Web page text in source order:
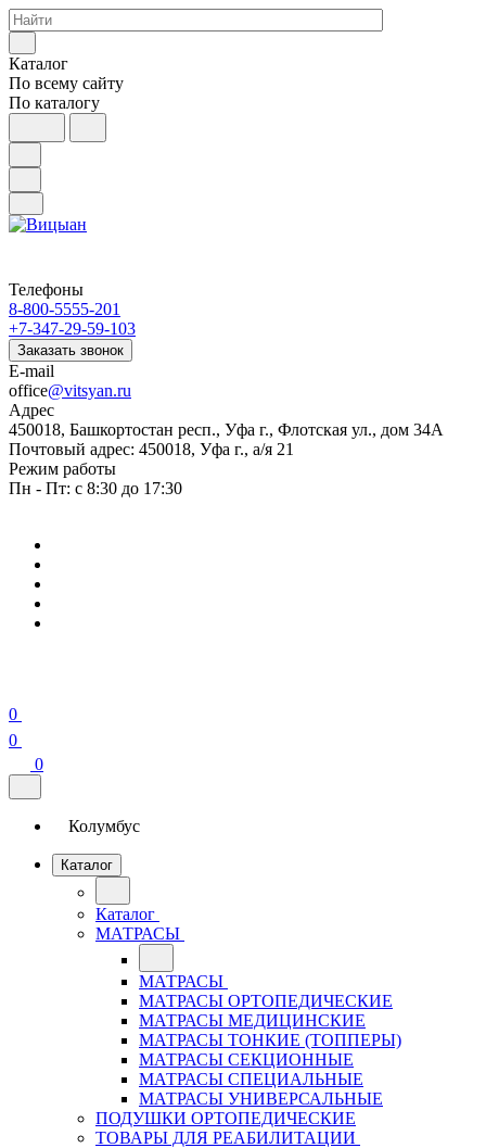
Каталог
По всему сайту
По каталогу
Телефоны
8-800-5555-201
+7-347-29-59-103
Заказать звонок
E-mail
office@vitsyan.ru
Адрес
450018, Башкортостан респ., Уфа г., Флотская ул., дом 34А
Почтовый адрес: 450018, Уфа г., а/я 21
Режим работы
Пн - Пт: с 8:30 до 17:30
0
0
0
Колумбус
Каталог
Каталог
МАТРАСЫ
МАТРАСЫ
МАТРАСЫ ОРТОПЕДИЧЕСКИЕ
МАТРАСЫ МЕДИЦИНСКИЕ
МАТРАСЫ ТОНКИЕ (ТОППЕРЫ)
МАТРАСЫ СЕКЦИОННЫЕ
МАТРАСЫ СПЕЦИАЛЬНЫЕ
МАТРАСЫ УНИВЕРСАЛЬНЫЕ
ПОДУШКИ ОРТОПЕДИЧЕСКИЕ
ТОВАРЫ ДЛЯ РЕАБИЛИТАЦИИ